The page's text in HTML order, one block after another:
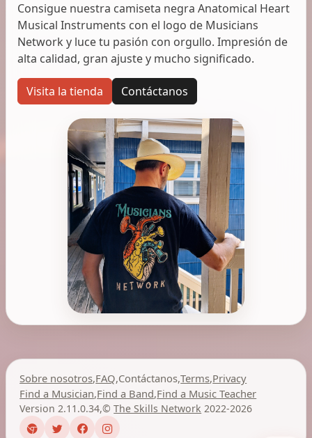
Consigue nuestra camiseta negra Anatomical Heart
Musical Instruments con el logo de Musicians
Network y luce tu pasión con orgullo. Impresión de
alta calidad, gran ajuste y mucho significado.
Visita la tienda Contáctanos
Sobre nosotros,FAQ,Contáctanos,Terms,Privacy
Find a Musician,Find a Band,Find a Music Teacher
Version 2.11.0.34,©The Skills Network 2022-2026